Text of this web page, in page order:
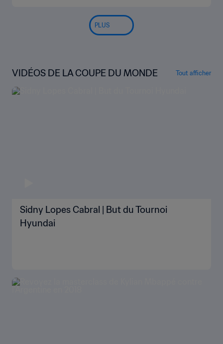
PLUS
VIDÉOS DE LA COUPE DU MONDE Tout afficher
Sidny Lopes Cabral | But du Tournoi
Hyundai